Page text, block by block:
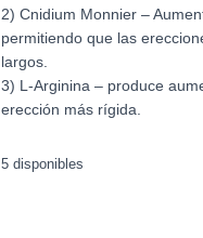
2) Cnidium Monnier –
permitiendo que las
largos.
3) L-Arginina – produce
erección más rígida.
5 disponibles